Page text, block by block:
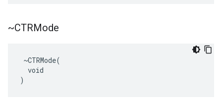
~CTRMode
~CTRMode(
  void
)